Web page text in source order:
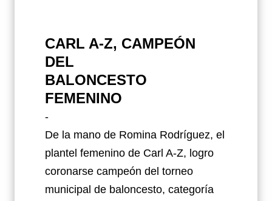
CARL A-Z, CAMPEÓN
DEL
BALONCESTO
FEMENINO
-
De la mano de Romina Rodríguez, el
plantel femenino de Carl A-Z, logro
coronarse campeón del torneo
municipal de baloncesto, categoría